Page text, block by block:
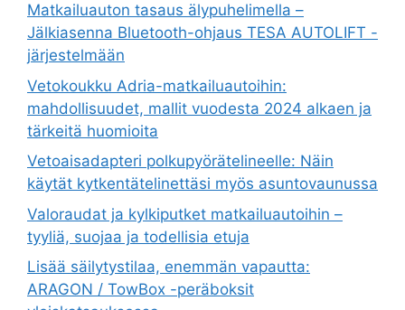
Matkailuauton tasaus älypuhelimella –
Jälkiasenna Bluetooth-ohjaus TESA AUTOLIFT -
järjestelmään
Vetokoukku Adria-matkailuautoihin:
mahdollisuudet, mallit vuodesta 2024 alkaen ja
tärkeitä huomioita
Vetoaisadapteri polkupyörätelineelle: Näin
käytät kytkentätelinettäsi myös asuntovaunussa
Valoraudat ja kylkiputket matkailuautoihin –
tyyliä, suojaa ja todellisia etuja
Lisää säilytystilaa, enemmän vapautta:
ARAGON / TowBox -peräboksit